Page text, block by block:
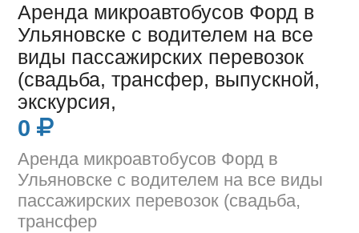
Аренда микроавтобусов Форд в
Ульяновске с водителем на все
виды пассажирских перевозок
(свадьба, трансфер, выпускной,
экскурсия,
0
Аренда микроавтобусов Форд в
Ульяновске с водителем на все виды
пассажирских перевозок (свадьба,
трансфер